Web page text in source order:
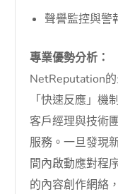
聲譽監控與警
專業優勢分析：
NetReputation
「快速反應」機
客戶經理與技術
服務。一旦發現
間內啟動應對程
的內容創作網絡